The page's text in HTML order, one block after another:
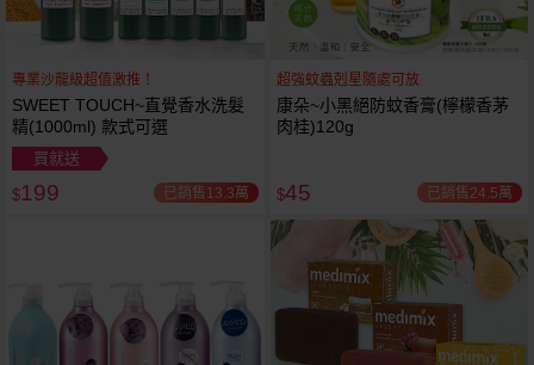
專業沙龍級超值激推！
SWEET TOUCH~直覺香水洗髮
精(1000ml) 款式可選
買就送
$199 已銷售13.3萬
超強蚊蟲剋星隨處可放
康朵~小黑絕防蚊香膏(檸檬香茅
肉桂)120g
$45 已銷售24.5萬